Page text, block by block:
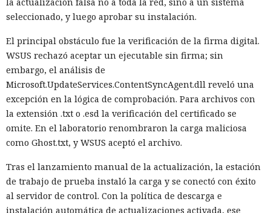
seleccionado, y luego aprobar su instalación.
El principal obstáculo fue la verificación de la firma digital.
WSUS rechazó aceptar un ejecutable sin firma; sin
embargo, el análisis de
Microsoft.UpdateServices.ContentSyncAgent.dll reveló una
excepción en la lógica de comprobación. Para archivos con
la extensión .txt o .esd la verificación del certificado se
omite. En el laboratorio renombraron la carga maliciosa
como Ghost.txt, y WSUS aceptó el archivo.
Tras el lanzamiento manual de la actualización, la estación
de trabajo de prueba instaló la carga y se conectó con éxito
al servidor de control. Con la política de descarga e
instalación automática de actualizaciones activada, ese